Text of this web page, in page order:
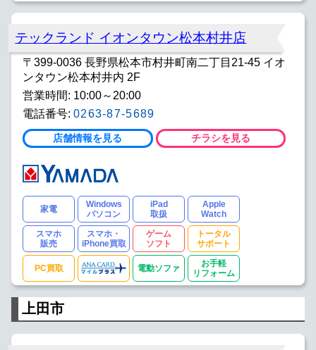
テックランド イオンタウン松本村井店
〒399-0036 長野県松本市村井町南二丁目21-45 イオ
ンタウン松本村井内 2F
営業時間: 10:00～20:00
電話番号: 0263-87-5689
店舗情報を見る チラシを見る
家電
Windows
パソコン
iPad
取扱
Apple
Watch
スマホ
販売
スマホ・
iPhone買取
ゲーム
ソフト
トータル
サポート
PC買取 電動ソファ
お手軽
リフォーム
上田市